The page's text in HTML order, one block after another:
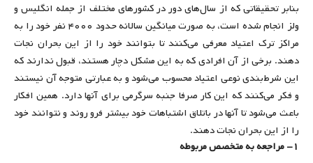
بنابر تحقیقاتی که از سال‌های دور در کشورهای مختلف از جمله انگلیس و
ولز انجام شده است، به صورت میانگین سالانه حدود ۴۰۰۰ نفر خود را به
مراکز ترک اعتیاد معرفی می‌کنند تا بتوانند خود را از این بحران نجات
دهند. برخی از آن افرادی که به این مشکل دچار هستند، قبول ندارند که
این شرط‌بندی نوعی اعتیاد محسوب می‌شود و به عبارتی متوجه آن نیستند
و فکر می‌کنند که این کار صرفا جنبه سرگرمی برای آنها دارد. همین افکار
باعث می‌شود تا آنها در باتلاق اشتباهات خود بیشتر فرو روند و نتوانند خود
را از این بحران نجات دهند.
۱- مراجعه به متخصص مربوطه